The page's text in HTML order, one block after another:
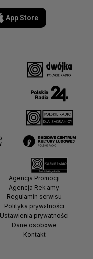
App Store
Agencja Promocji
Agencja Reklamy
Regulamin serwisu
Polityka prywatności
Ustawienia prywatności
Dane osobowe
Kontakt